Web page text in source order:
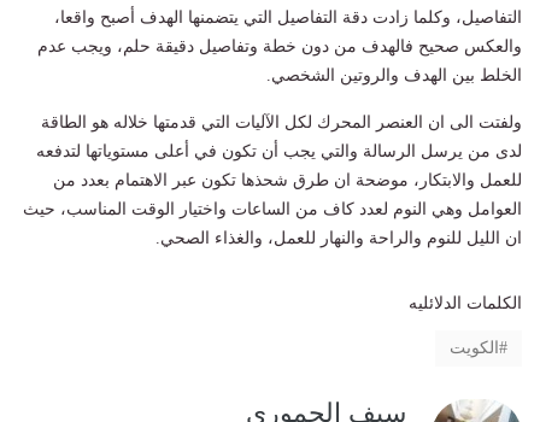
التفاصيل، وكلما زادت دقة التفاصيل التي يتضمنها الهدف أصبح واقعا،
والعكس صحيح فالهدف من دون خطة وتفاصيل دقيقة حلم، ويجب عدم
الخلط بين الهدف والروتين الشخصي.
ولفتت الى ان العنصر المحرك لكل الآليات التي قدمتها خلاله هو الطاقة
لدى من يرسل الرسالة والتي يجب أن تكون في أعلى مستوياتها لتدفعه
للعمل والابتكار، موضحة ان طرق شحذها تكون عبر الاهتمام بعدد من
العوامل وهي النوم لعدد كاف من الساعات واختيار الوقت المناسب، حيث
ان الليل للنوم والراحة والنهار للعمل، والغذاء الصحي.
الكلمات الدلائليه
الكويت
سيف الحموري